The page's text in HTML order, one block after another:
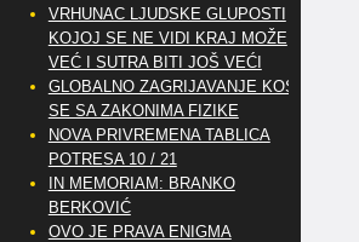
VRHUNAC LJUDSKE GLUPOSTI
KOJOJ SE NE VIDI KRAJ MOŽE
VEĆ I SUTRA BITI JOŠ VEĆI
GLOBALNO ZAGRIJAVANJE KOSI
SE SA ZAKONIMA FIZIKE
NOVA PRIVREMENA TABLICA
POTRESA 10 / 21
IN MEMORIAM: BRANKO
BERKOVIĆ
OVO JE PRAVA ENIGMA